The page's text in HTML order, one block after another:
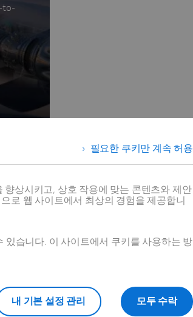
to-
통합된 협
구현에 이
과학 등 다
필요한 쿠키만 계속 허용
상시키고, 상호 작용에 맞는 콘텐츠와 제안
로 웹 사이트에서 최상의 경험을 제공합니
습니다. 이 사이트에서 쿠키를 사용하는 방
모두 수락
내 기본 설정 관리